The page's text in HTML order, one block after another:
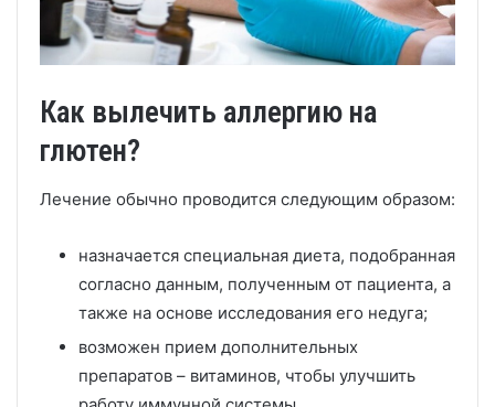
Как вылечить аллергию на
глютен?
Лечение обычно проводится следующим образом:
назначается специальная диета, подобранная
согласно данным, полученным от пациента, а
также на основе исследования его недуга;
возможен прием дополнительных
препаратов – витаминов, чтобы улучшить